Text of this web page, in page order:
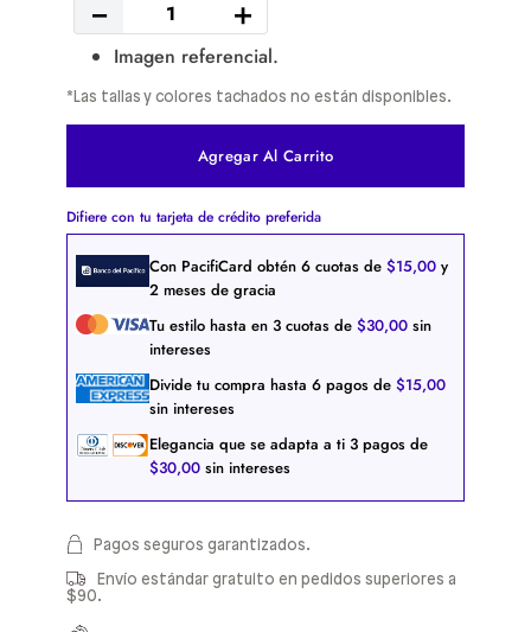
＋
－
Imagen referencial.
*Las tallas y colores tachados no están disponibles.
Agregar Al Carrito
Difiere con tu tarjeta de crédito preferida
Con PacifiCard obtén 6 cuotas de $15,00 y
2 meses de gracia
Tu estilo hasta en 3 cuotas de $30,00 sin
intereses
Divide tu compra hasta 6 pagos de $15,00
sin intereses
Elegancia que se adapta a ti 3 pagos de
$30,00 sin intereses
Pagos seguros garantizados.
Envío estándar gratuito en pedidos superiores a
$90.